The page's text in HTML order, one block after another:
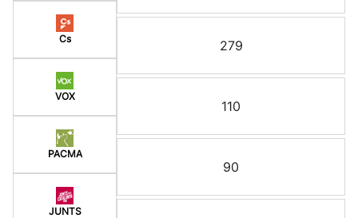
Cs
VOX
PACMA
JUNTS
279
110
90